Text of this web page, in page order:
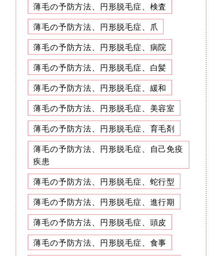
薄毛の予防方法、円形脱毛症、検査
薄毛の予防方法、円形脱毛症、爪
薄毛の予防方法、円形脱毛症、病院
薄毛の予防方法、円形脱毛症、白髪
薄毛の予防方法、円形脱毛症、緩和
薄毛の予防方法、円形脱毛症、美容室
薄毛の予防方法、円形脱毛症、育毛剤
薄毛の予防方法、円形脱毛症、自己免疫
疾患
薄毛の予防方法、円形脱毛症、蛇行型
薄毛の予防方法、円形脱毛症、進行期
薄毛の予防方法、円形脱毛症、頭皮
薄毛の予防方法、円形脱毛症、食事